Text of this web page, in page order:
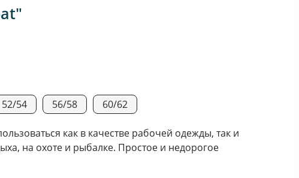
52/54 56/58 60/62
как в качестве рабочей одежды, так и
на охоте и рыбалке. Простое и недорогое